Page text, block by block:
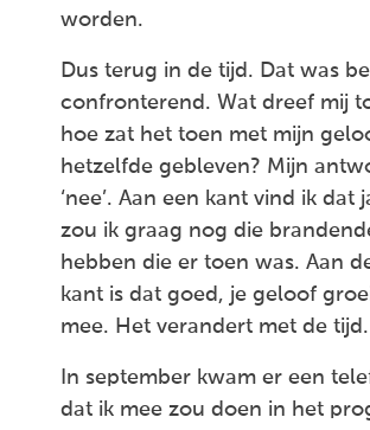
worden.
Dus terug in de tijd. Dat was
confronterend. Wat dreef mij
hoe zat het toen met mijn
hetzelfde gebleven? Mijn
‘nee’. Aan een kant vind ik dat
zou ik graag nog die
hebben die er toen was. Aan
kant is dat goed, je geloof
mee. Het verandert met de tijd.
In september kwam er een
dat ik mee zou doen in het